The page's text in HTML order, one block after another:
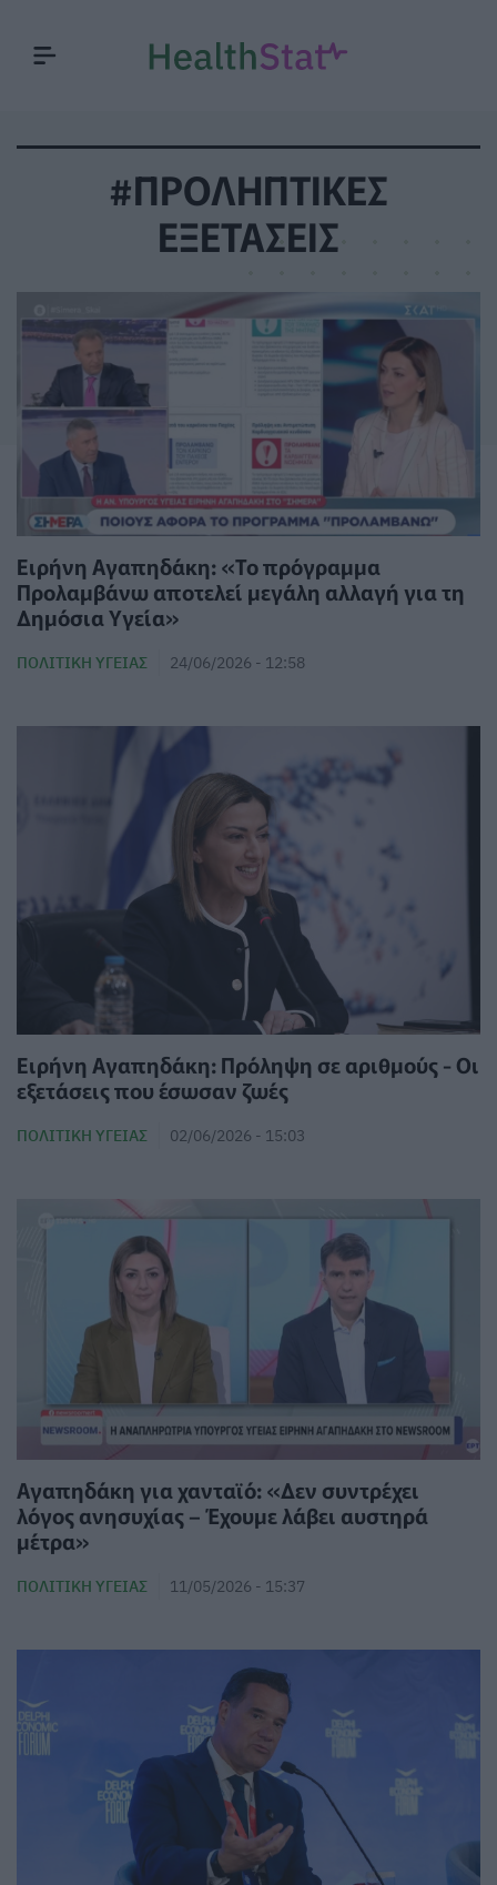
#ΠΡΟΛΗΠΤΙΚΕΣ
ΕΞΕΤΑΣΕΙΣ
Ειρήνη Αγαπηδάκη: «Το πρόγραμμα
Προλαμβάνω αποτελεί μεγάλη αλλαγή για τη
Δημόσια Υγεία»
ΠΟΛΙΤΙΚΉ ΥΓΕΊΑΣ 24/06/2026 - 12:58
Ειρήνη Αγαπηδάκη: Πρόληψη σε αριθμούς - Οι
εξετάσεις που έσωσαν ζωές
ΠΟΛΙΤΙΚΉ ΥΓΕΊΑΣ 02/06/2026 - 15:03
Αγαπηδάκη για χανταϊό: «Δεν συντρέχει
λόγος ανησυχίας – Έχουμε λάβει αυστηρά
μέτρα»
ΠΟΛΙΤΙΚΉ ΥΓΕΊΑΣ 11/05/2026 - 15:37